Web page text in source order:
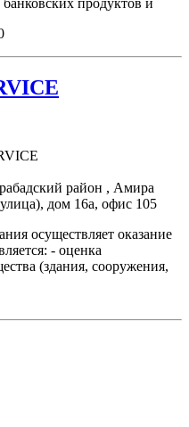
продуктов и
район , Амира
дом 16а, офис 105
осуществляет оказание
- оценка
(здания, сооружения,